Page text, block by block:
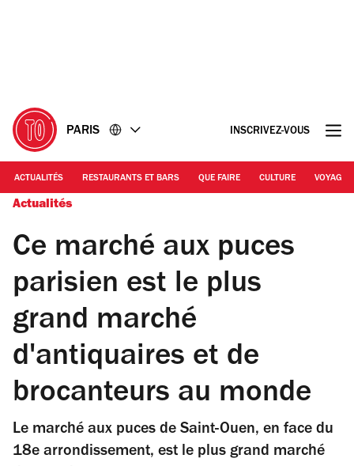
PARIS INSCRIVEZ-VOUS
ACTUALITÉS RESTAURANTS ET BARS QUE FAIRE CULTURE VOYAGE
Actualités
Ce marché aux puces
parisien est le plus
grand marché
d'antiquaires et de
brocanteurs au monde
Le marché aux puces de Saint-Ouen, en face du
18e arrondissement, est le plus grand marché